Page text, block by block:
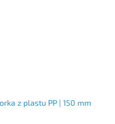
z plastu PP | 150 mm